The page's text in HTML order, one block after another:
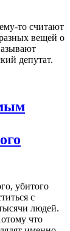
то считают
вещей о
депутат.
убитого
с
людей.
что